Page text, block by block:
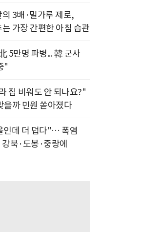
3배·밀가루 제로,
가장 간편한 아침 습관
5만명 파병... 韓 군사
"
집 비워도 안 되나요?"
을까 민원 쏟아졌다
인데 더 덥다"… 폭염
북·도봉·중랑에